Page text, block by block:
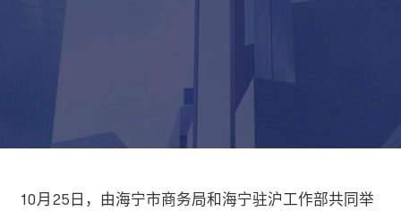
10月 25 日，由海宁市商务局和海宁驻沪工作部共同举